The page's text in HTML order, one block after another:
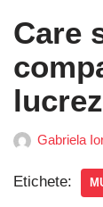
Care
Gabriela
Etichete: